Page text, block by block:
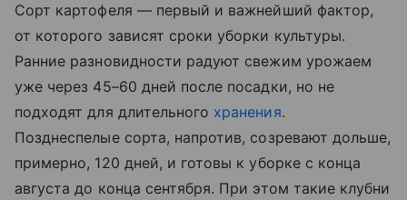
Сорт картофеля — первый и важнейший фактор,
от которого зависят сроки уборки культуры.
Ранние разновидности радуют свежим урожаем
уже через 45–60 дней после посадки, но не
подходят для длительного хранения.
Позднеспелые сорта, напротив, созревают дольше,
примерно, 120 дней, и готовы к уборке с конца
августа до конца сентября. При этом такие клубни